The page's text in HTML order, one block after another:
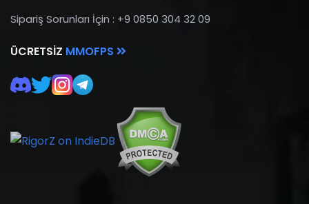
Sipariş Sorunları İçin : +9 0850 304 32 09
ÜCRETSIZ MMOFPS